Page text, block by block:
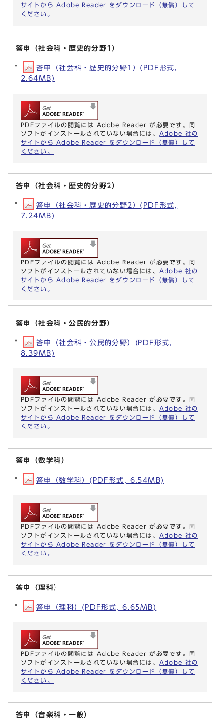
サイトから Adobe Reader をダウンロード（無償）して
ください。
答申（社会科・歴史的分野1）
答申（社会科・歴史的分野1）(PDF形式,
2.64MB)
PDFファイルの閲覧には Adobe Reader が必要です。同
ソフトがインストールされていない場合には、 Adobe 社の
サイトから Adobe Reader をダウンロード（無償）して
ください。
答申（社会科・歴史的分野2）
答申（社会科・歴史的分野2）(PDF形式,
7.24MB)
PDFファイルの閲覧には Adobe Reader が必要です。同
ソフトがインストールされていない場合には、 Adobe 社の
サイトから Adobe Reader をダウンロード（無償）して
ください。
答申（社会科・公民的分野）
答申（社会科・公民的分野）(PDF形式,
8.39MB)
PDFファイルの閲覧には Adobe Reader が必要です。同
ソフトがインストールされていない場合には、 Adobe 社の
サイトから Adobe Reader をダウンロード（無償）して
ください。
答申（数学科）
答申（数学科）(PDF形式, 6.54MB)
PDFファイルの閲覧には Adobe Reader が必要です。同
ソフトがインストールされていない場合には、 Adobe 社の
サイトから Adobe Reader をダウンロード（無償）して
ください。
答申（理科）
答申（理科）(PDF形式, 6.65MB)
PDFファイルの閲覧には Adobe Reader が必要です。同
ソフトがインストールされていない場合には、 Adobe 社の
サイトから Adobe Reader をダウンロード（無償）して
ください。
答申（音楽科・一般）